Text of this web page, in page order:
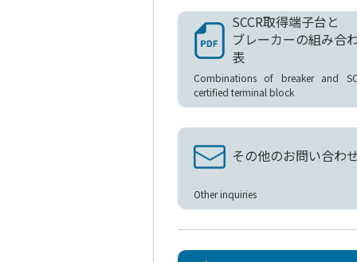
SCCR取得端子台と
ブレーカーの組み合
表
Combinations of breaker and
certified terminal block
その他のお問い合わ
Other inquiries